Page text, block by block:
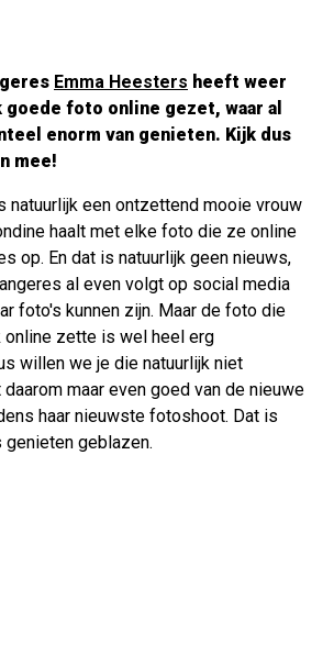
Emma Heesters heeft weer
foto online gezet, waar al
enorm van genieten. Kijk dus
mee!
natuurlijk een ontzettend mooie vrouw
haalt met elke foto die ze online
op. En dat is natuurlijk geen nieuws,
al even volgt op social media
foto's kunnen zijn. Maar de foto die
online zette is wel heel erg
willen we je die natuurlijk niet
daarom maar even goed van de nieuwe
haar nieuwste fotoshoot. Dat is
genieten geblazen.